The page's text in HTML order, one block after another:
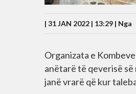
| 31 JAN 2022 | 13:29 | Nga
Organizata e
anëtarë të qeverisë
janë vrarë që kur